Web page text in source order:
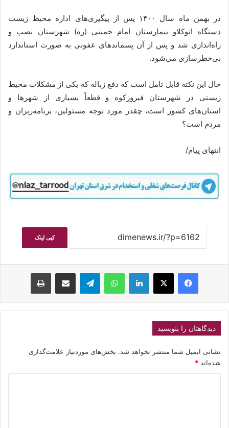
در بهمن ماه سال ۱۴۰۰ پس از پیگیری‌های اداره محیط زیست
دستگاه اتوکلاو بیمارستان امام خمینی (ره) شهرستان نصب و
راه‌اندازی شد و پس از آن پسماندهای عفونی به صورت استاندارد
بی‌خطرسازی می‌شود.
حال این نکته قابل تامل است که دفع زباله که یکی از مشکلات محیط
زیستی در شهرستان فیروزکوه و قطعاً بسیاری از شهرها و
استان‌های کشور است، چقدر مورد توجه مسئولین، برنامه‌ریزان و
مردم است؟
انتهای پیام/
کپی لینک
فیسبوکایکس لینکداین واتس آپ تلگرام اشتراک گذاری با ایمیل چاپ
دیدگاهتان را بنویسید
نشانی ایمیل شما منتشر نخواهد شد. بخش‌های موردنیاز علامت‌گذاری
شده‌اند *